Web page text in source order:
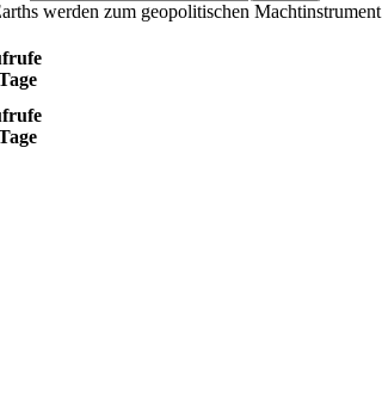
werden zum geopolitischen Machtinstrument